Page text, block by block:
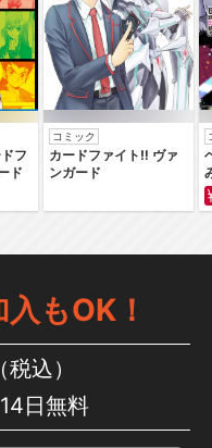
科学の超電磁砲 OVA
科学の一方通行
川田まみ
フ
ド
コミック
カードファイト‼ ヴァ
ンガード
もOK！
込）
日無料